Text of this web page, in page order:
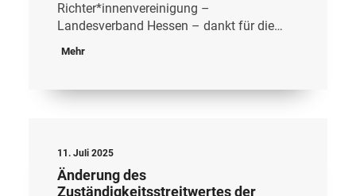
Richter*innenvereinigung –
Landesverband Hessen – dankt für die…
Mehr
11. Juli 2025
Änderung des
Zuständigkeitsstreitwertes der